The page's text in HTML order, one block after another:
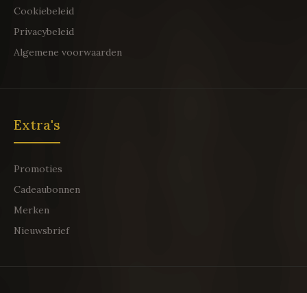
Cookiebeleid
Privacybeleid
Algemene voorwaarden
Extra's
Promoties
Cadeaubonnen
Merken
Nieuwsbrief